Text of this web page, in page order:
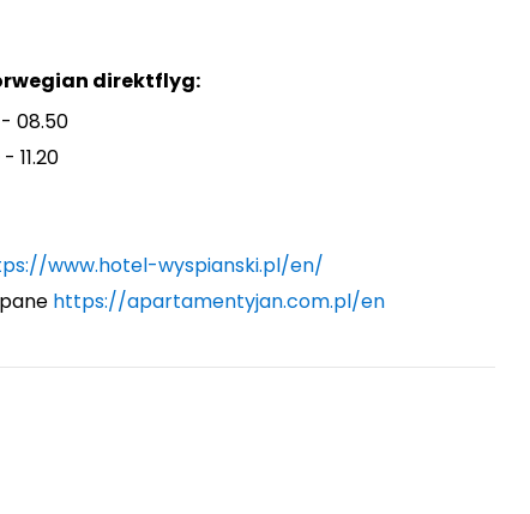
direktflyg:
08.50
11.20
www.hotel-wyspianski.pl/en/
https://apartamentyjan.com.pl/en